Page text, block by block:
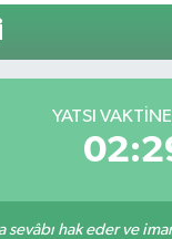
YATSI
hak eder ve